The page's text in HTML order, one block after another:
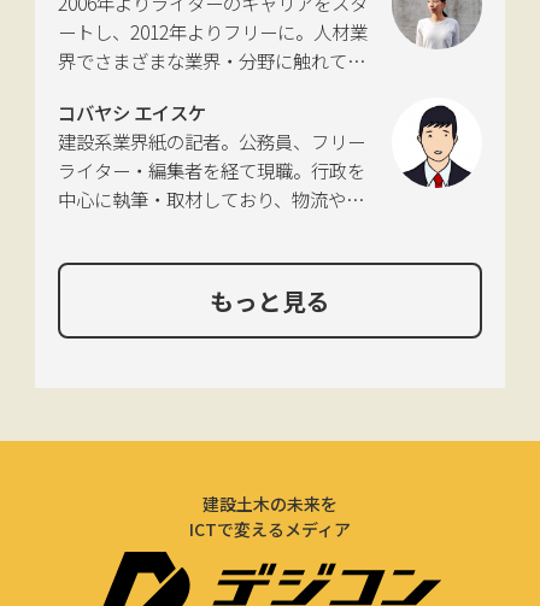
れあり。
ートし、2012年よりフリーに。人材業
界でさまざまな業界・分野に触れてき
を手掛ける。現在は特に建築や不動
産、さらにはDX分野を探究中。
コバヤシ エイスケ
建設系業界紙の記者。公務員、フリー
ライター・編集者を経て現職。行政を
中心に執筆・取材しており、物流や環
もっと見る
建設土木の未来を
ICTで変えるメディア